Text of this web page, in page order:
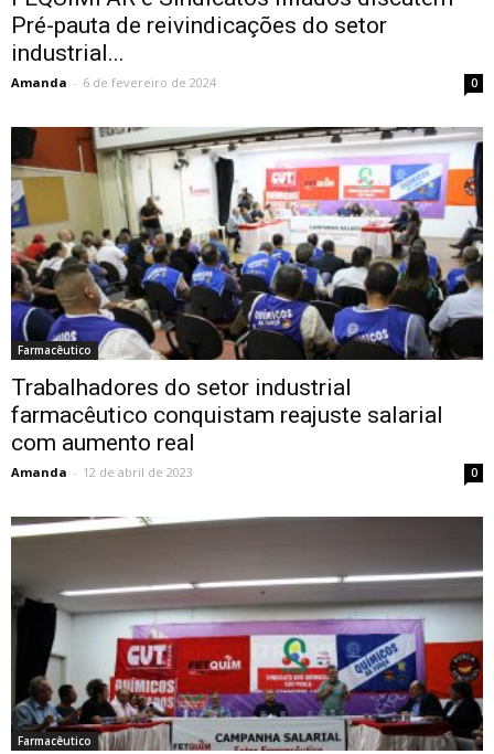
Pré-pauta de reivindicações do setor
industrial...
Amanda - 6 de fevereiro de 2024 0
Farmacêutico
Trabalhadores do setor industrial
farmacêutico conquistam reajuste salarial
com aumento real
Amanda - 12 de abril de 2023 0
Farmacêutico